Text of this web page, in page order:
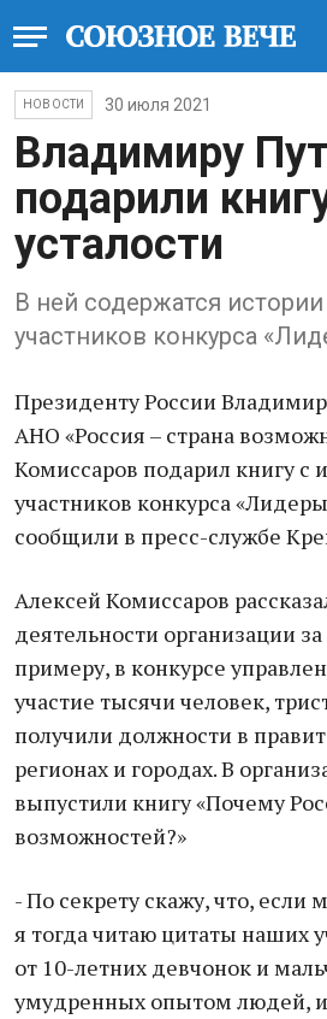
НОВОСТИ 30 июля 2021
Владимиру
подарили
усталости
В ней содержатся истории
участников конкурса
Президенту России
АНО «Россия – страна
Комиссаров подарил книгу с
участников конкурса
сообщили в пресс-службе
Алексей Комиссаров
деятельности организации
примеру, в конкурсе
участие тысячи человек,
получили должности в
регионах и городах. В
выпустили книгу «Почему
возможностей?»
- По секрету скажу, что, если
я тогда читаю цитаты наших
от 10-летних девчонок и
умудренных опытом людей, и,